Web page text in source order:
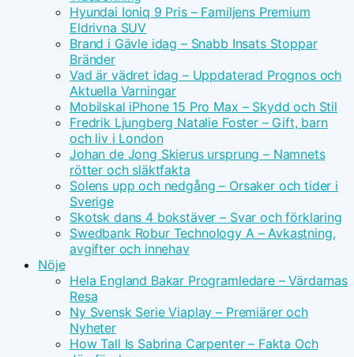
Hyundai Ioniq 9 Pris – Familjens Premium
Eldrivna SUV
Brand i Gävle idag – Snabb Insats Stoppar
Bränder
Vad är vädret idag – Uppdaterad Prognos och
Aktuella Varningar
Mobilskal iPhone 15 Pro Max – Skydd och Stil
Fredrik Ljungberg Natalie Foster – Gift, barn
och liv i London
Johan de Jong Skierus ursprung – Namnets
rötter och släktfakta
Solens upp och nedgång – Orsaker och tider i
Sverige
Skotsk dans 4 bokstäver – Svar och förklaring
Swedbank Robur Technology A – Avkastning,
avgifter och innehav
Nöje
Hela England Bakar Programledare – Värdarnas
Resa
Ny Svensk Serie Viaplay – Premiärer och
Nyheter
How Tall Is Sabrina Carpenter – Fakta Och